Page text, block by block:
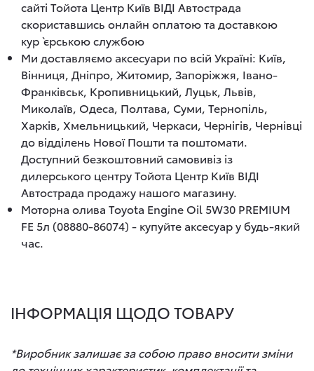
сайті Тойота Центр Київ ВІДІ Автострада
скориставшись онлайн оплатою та доставкою
кур`єрською службою
Ми доставляємо аксесуари по всій Україні: Київ,
Вінниця, Дніпро, Житомир, Запоріжжя, Івано-
Франківськ, Кропивницький, Луцьк, Львів,
Миколаїв, Одеса, Полтава, Суми, Тернопіль,
Харків, Хмельницький, Черкаси, Чернігів, Чернівці
до відділень Нової Пошти та поштомати.
Доступний безкоштовний самовивіз із
дилерського центру Тойота Центр Київ ВІДІ
Автострада продажу нашого магазину.
Моторна олива Toyota Engine Oil 5W30 PREMIUM
FE 5л (08880-86074) - купуйте аксесуар у будь-який
час.
ІНФОРМАЦІЯ ЩОДО ТОВАРУ
*Виробник залишає за собою право вносити зміни